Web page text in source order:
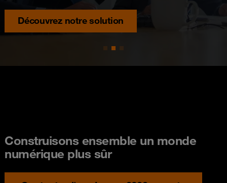
Découvrez notre solution
Construisons ensemble un monde
numérique plus sûr